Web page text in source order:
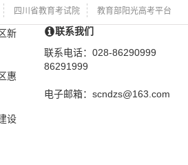
四川省教育考试院 教育部阳光高考平台
新
惠
设
联系我们
联系电话：028-86290999
86291999
电子邮箱：scndzs@163.com